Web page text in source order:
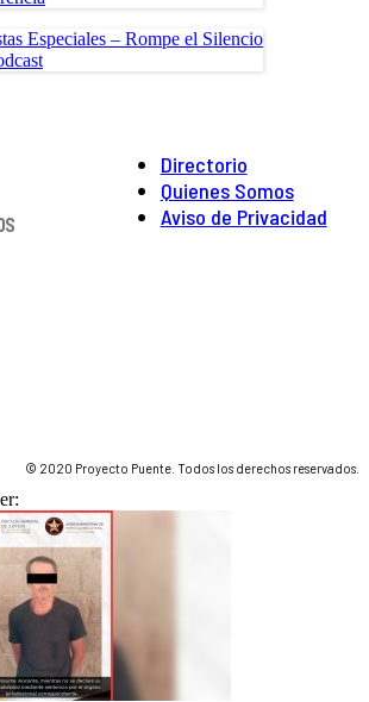
Especiales – Rompe el Silencio
Directorio
Quienes Somos
Aviso de Privacidad
© 2020 Proyecto Puente. Todos los derechos reservados.